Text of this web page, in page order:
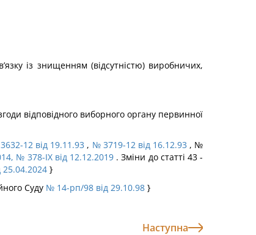
із знищенням (відсутністю) виробничих,
відповідного виборного органу первинної
12 від 19.11.93 , № 3719-12 від 16.12.93 , №
, № 378-IX від 12.12.2019. Зміни до статті 43 -
25.04.2024 }
Суду № 14-рп/98 від 29.10.98 }
Наступна